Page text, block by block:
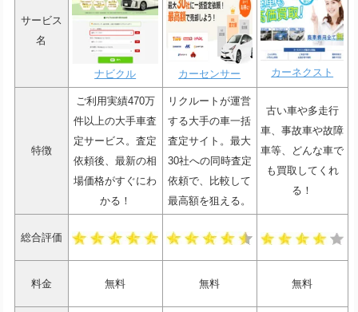
サービス
名
ナビクル カーセンサー カーネクスト
特徴
ご利用実績470万
件以上の大手車査
定サービス。査定
依頼後、最新の相
場価格がすぐにわ
かる！
リクルートが運営
する大手の車一括
査定サイト。最大
30社への同時査定
依頼で、比較して
最高額を狙える。
古い車や多走行
車、事故車や故障
車等、どんな車で
も買取してくれ
る！
総合評価
料金 無料 無料 無料